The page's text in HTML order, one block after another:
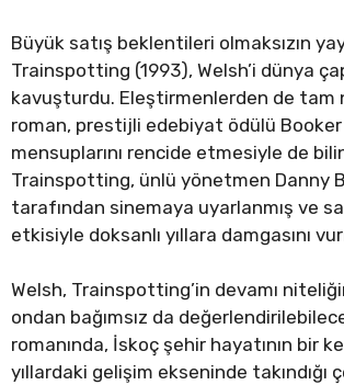
Büyük satış beklentileri olmaksızın
Trainspotting (1993), Welsh’i dünya
kavuşturdu. Eleştirmenlerden de tam
roman, prestijli edebiyat ödülü
mensuplarını rencide etmesiyle de
Trainspotting, ünlü yönetmen Danny
tarafından sinemaya uyarlanmış ve
etkisiyle doksanlı yıllara damgasını
Welsh, Trainspotting’in devamı
ondan bağımsız da
romanında, İskoç şehir hayatının bir
yıllardaki gelişim ekseninde takındığı